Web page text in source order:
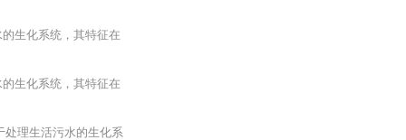
生化系统，其特征在
生化系统，其特征在
处理生活污水的生化系